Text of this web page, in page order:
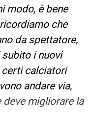
modo, è bene
che
da spettatore,
i nuovi
certi calciatori
andare via,
migliorare la